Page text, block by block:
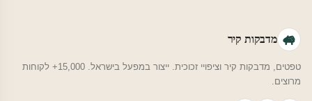
מדבקות קיר
טפטים, מדבקות קיר וציפויי זכוכית. ייצור במפעל בישראל. 15,000+ לקוחות
מרוצים.